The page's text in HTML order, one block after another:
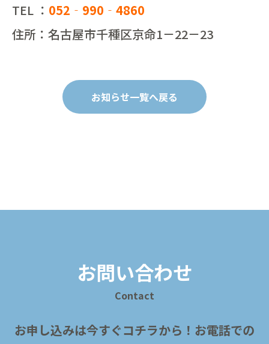
TEL ： 052‐990‐4860
住所：名古屋市千種区京命1－22－23
お知らせ一覧へ戻る
お問い合わせ
Contact
お申し込みは今すぐコチラから！ お電話での